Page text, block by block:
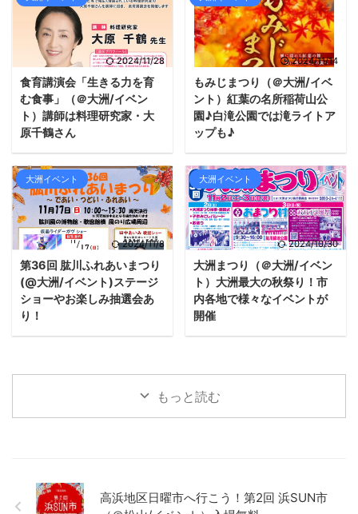
2024/11/28
食育講演会「生きる力を育
む食事」（＠大洲/イベン
ト）講師は料理研究家・大
原千鶴さん
2024/11/14
もみじまつり（＠大洲/イベ
ント）紅葉の名所稲荷山公
園♪白滝公園では滝ライトア
ップも♪
大洲イベント
2024/11/8
第36回 肱川ふれあいまつり
(@大洲/イベント)ステージ
ショーやお楽しみ抽選会あ
り！
大洲イベント
2024/10/30
大洲まつり（＠大洲/イベン
ト）大洲最大の秋祭り！市
内各地で様々なイベントが
開催
もっと読む
高浜地区日曜市へ行こう！第2回 浜SUN市